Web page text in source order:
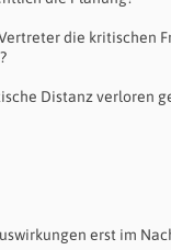
die kritischen
Distanz verloren
erst im